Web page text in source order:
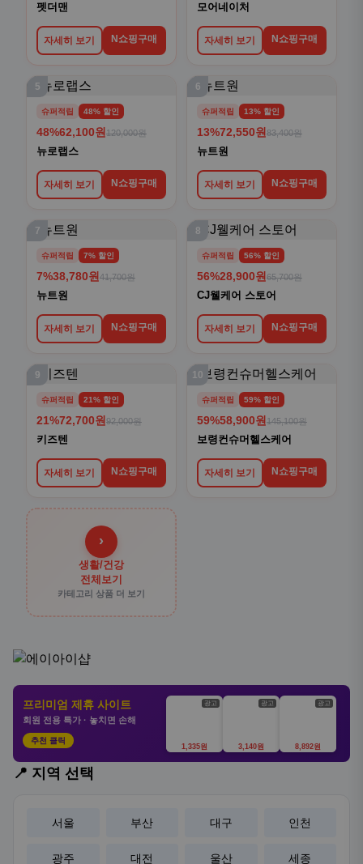
펫더맨
자세히 보기 N쇼핑구매
모어네이처
자세히 보기 N쇼핑구매
5
슈퍼적립 48% 할인
48%62,100원 120,000원
뉴로랩스
자세히 보기 N쇼핑구매
6
슈퍼적립 13% 할인
13%72,550원 83,400원
뉴트원
자세히 보기 N쇼핑구매
7
슈퍼적립 7% 할인
7%38,780원 41,700원
뉴트원
자세히 보기 N쇼핑구매
8
슈퍼적립 56% 할인
56%28,900원 65,700원
CJ웰케어 스토어
자세히 보기 N쇼핑구매
9
슈퍼적립 21% 할인
21%72,700원 92,000원
키즈텐
자세히 보기 N쇼핑구매
10
슈퍼적립 59% 할인
59%58,900원 145,100원
보령컨슈머헬스케어
자세히 보기 N쇼핑구매
›
생활/건강
전체보기
카테고리 상품 더 보기
프리미엄 제휴 사이트
회원 전용 특가 · 놓치면 손해
추천 클릭
광고
1,335원
광고
3,140원
광고
8,892원
📍 지역 선택
서울 부산 대구 인천
광주 대전 울산 세종